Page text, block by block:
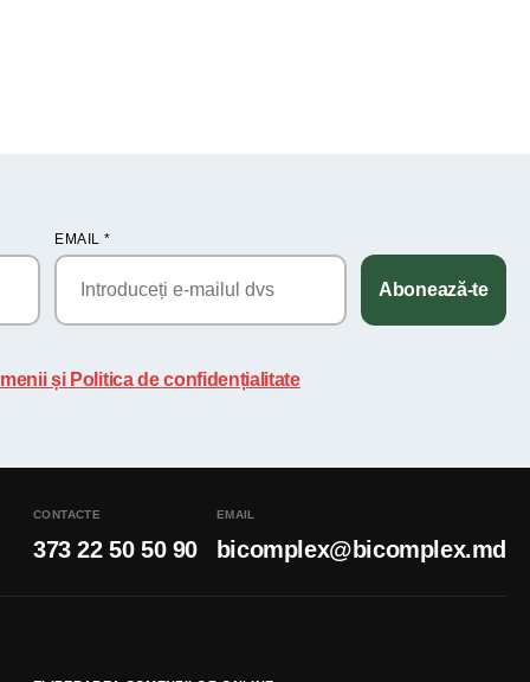
EMAIL*
Abonează-te
și Politica de confidențialitate
CONTACTE
373 22 50 50 90
EMAIL
bicomplex@bicomplex.md